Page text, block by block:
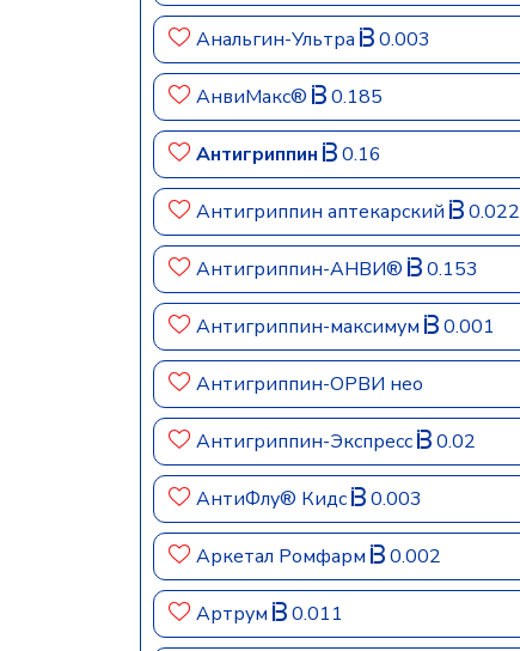
Анальгин-Ультра 0.003
АнвиМакс® 0.185
Антигриппин 0.16
Антигриппин аптекарский 0.022
Антигриппин-АНВИ® 0.153
Антигриппин-максимум 0.001
Антигриппин-ОРВИ нео
Антигриппин-Экспресс 0.02
АнтиФлу® Кидс 0.003
Аркетал Ромфарм 0.002
Артрум 0.011